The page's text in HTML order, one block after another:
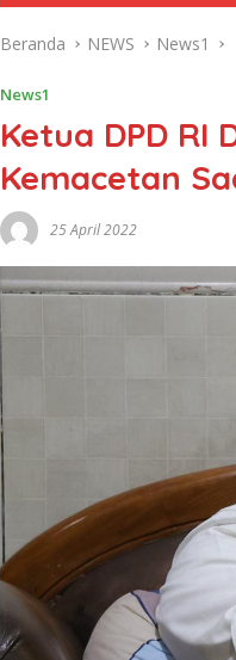
Beranda NEWS News1
News1
Ketua DPD RI
Kemacetan
25 April 2022